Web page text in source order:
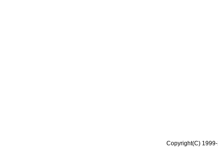
Copyright(C)